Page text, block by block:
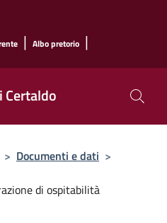
| Albo pretorio |
Certaldo
> Documenti e dati >
di ospitabilità